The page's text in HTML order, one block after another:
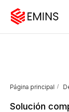
Página principal /
Solución